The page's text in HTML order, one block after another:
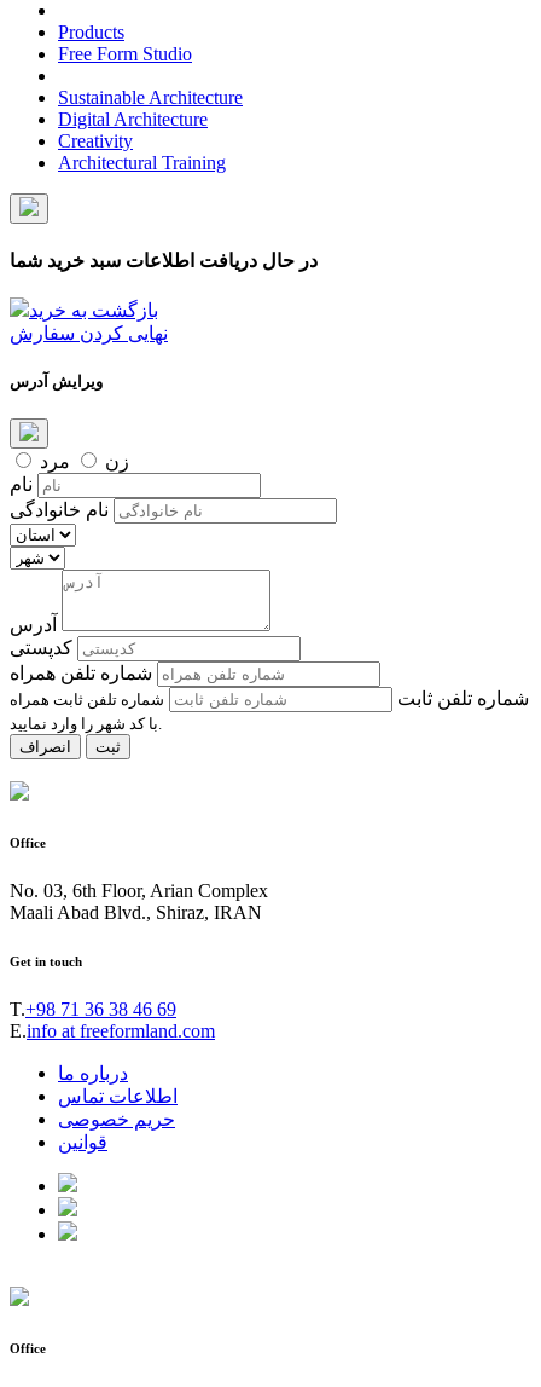
Products
Free Form Studio
Sustainable Architecture
Digital Architecture
Creativity
Architectural Training
در حال دریافت اطلاعات سبد خرید شما
بازگشت به خرید
نهایی کردن سفارش
ویرایش آدرس
زن
مرد
نام
نام خانوادگی
آدرس
کدپستی
شماره تلفن همراه
شماره تلفن ثابت
شماره تلفن ثابت همراه
انصراف
ثبت
Office
No. 03, 6th Floor, Arian Complex
Maali Abad Blvd., Shiraz, IRAN
Get in touch
T.+98 71 36 38 46 69
E.info at freeformland.com
درباره ما
اطلاعات تماس
حریم خصوصی
قوانین
Office